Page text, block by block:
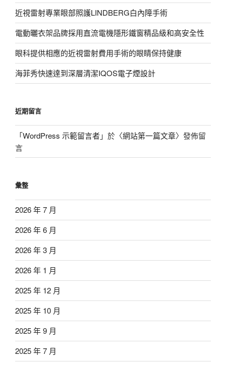
近視雷射專業眼部照護LINDBERG白內障手術
電動曬衣架品牌採用直流電機隱形鐵窗精品級和高安全性
眼科提供相應的近視雷射費用手術的眼睛保持健康
海菲秀快速達到深層清潔IQOS電子煙設計
近期留言
「WordPress 示範留言者」於〈網站第一篇文章〉發佈留
言
彙整
2026 年 7 月
2026 年 6 月
2026 年 3 月
2026 年 1 月
2025 年 12 月
2025 年 10 月
2025 年 9 月
2025 年 7 月